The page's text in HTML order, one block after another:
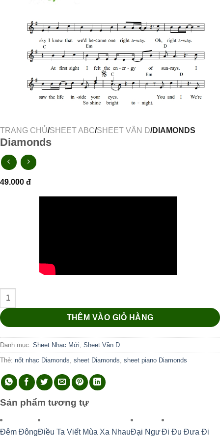
TRANG CHỦ/SHEET ABC/SHEET VẦN D/DIAMONDS
Diamonds
49.000 đ
Diamonds số lượng
THÊM VÀO GIỎ HÀNG
Danh mục: Sheet Nhạc Mới, Sheet Vần D
Thẻ: nốt nhạc Diamonds, sheet Diamonds, sheet piano Diamonds
Sản phẩm tương tự
Đêm ĐôngĐiều Ta Viết Mùa Xa NhauĐại NgưĐi Đu Đưa Đi